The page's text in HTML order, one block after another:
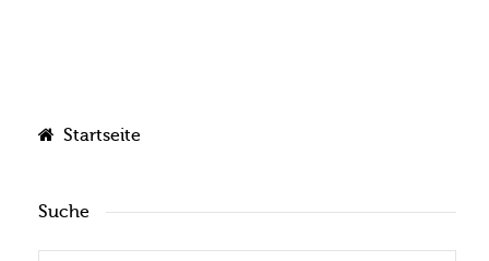
Startseite
Suche